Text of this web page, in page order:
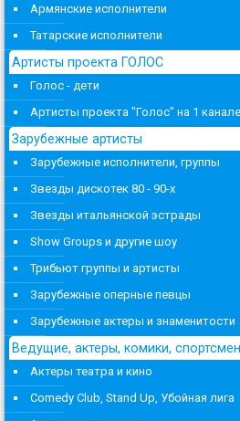
Армянские исполнители
Татарские исполнители
Артисты проекта ГОЛОС
Голос - дети
Артисты проекта "Голос" на 1 канале
Зарубежные артисты
Зарубежные исполнители, группы
Звезды дискотек 80 - 90-х
Звезды итальянской эстрады
Show Groups и другие шоу
Трибьют группы и артисты
Зарубежные оперные певцы
Зарубежные актеры и знаменитости
Ведущие, актеры, комики,
Актеры театра и кино
Comedy Club, Stand Up, Убойная лига